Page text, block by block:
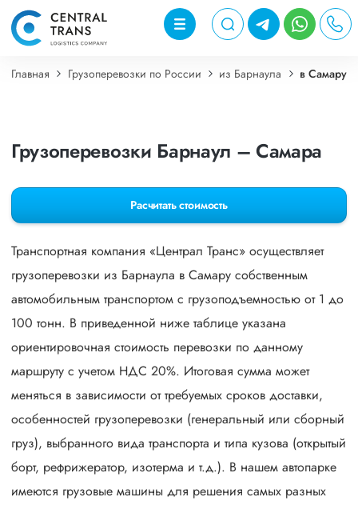
Главная Грузоперевозки по России из Барнаула в Самару
Грузоперевозки Барнаул – Самара
Расчитать стоимость
Транспортная компания «Централ Транс» осуществляет
грузоперевозки из Барнаула в Самару собственным
автомобильным транспортом с грузоподъемностью от 1 до
100 тонн. В приведенной ниже таблице указана
ориентировочная стоимость перевозки по данному
маршруту с учетом НДС 20%. Итоговая сумма может
меняться в зависимости от требуемых сроков доставки,
особенностей грузоперевозки (генеральный или сборный
груз), выбранного вида транспорта и типа кузова (открытый
борт, рефрижератор, изотерма и т.д.). В нашем автопарке
имеются грузовые машины для решения самых разных